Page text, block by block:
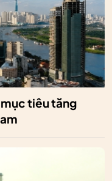
tiêu tăng